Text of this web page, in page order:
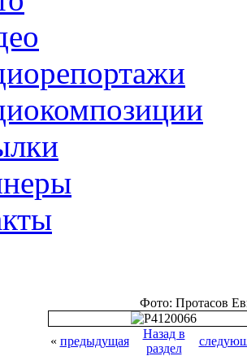
Фото: Протасов
« предыдущая
Назад в
раздел